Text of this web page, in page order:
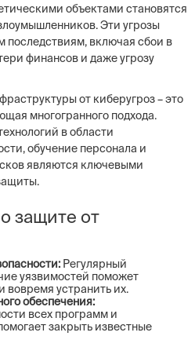
объектами становятся
Эти угрозы
последствиям, включая сбои в
финансов и даже угрозу
от киберугроз – это
многогранного подхода.
в области
обучение персонала и
являются ключевыми
защите от
Регулярный
уязвимостей поможет
вовремя устранить их.
обеспечения:
всех программ и
закрыть известные